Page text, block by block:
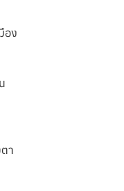
อง
า